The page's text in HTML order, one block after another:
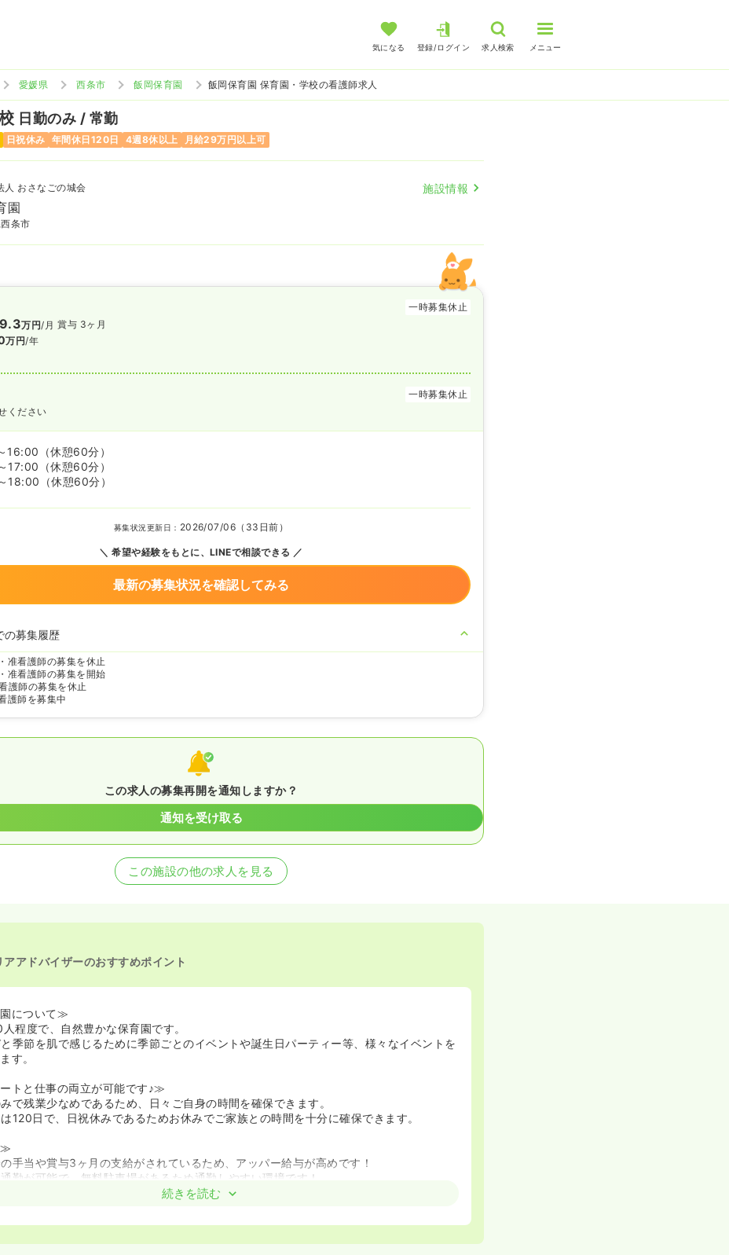
気になる 登録/ログイン 求人検索 メニュー
愛媛県 西条市 飯岡保育園 飯岡保育園 保育園・学校の看護師求人
日勤のみ / 常勤
日祝休み 年間休日120日 4週8休以上 月給29万円以上可
人 おさなごの城会 施設情報
園
条市
一時募集休止
万円/月
万円/年
賞与 3ヶ月
一時募集休止
ください
16:00
（休憩60分）
17:00
（休憩60分）
18:00
（休憩60分）
募集状況更新日： 2026/07/06（33日前）
希望や経験をもとに、LINEで相談できる
最新の募集状況を確認してみる
の募集履歴
准看護師の募集を休止
准看護師の募集を開始
護師の募集を休止
護師を募集中
この求人の募集再開を通知しますか？
通知を受け取る
この施設の他の求人を見る
アアドバイザーのおすすめポイント
について≫
程度で、自然豊かな保育園です。
季節を肌で感じるために季節ごとのイベントや誕生日パーティー等、様々なイベントを
す。
トと仕事の両立が可能です♪≫
で残業少なめであるため、日々ご自身の時間を確保できます。
120日で、日祝休みであるためお休みでご家族との時間を十分に確保できます。
≫
手当や賞与3ヶ月の支給がされているため、アッパー給与が高めです！
勤が可能で、無料駐車場があるため通勤しやすい環境です！
続きを読む